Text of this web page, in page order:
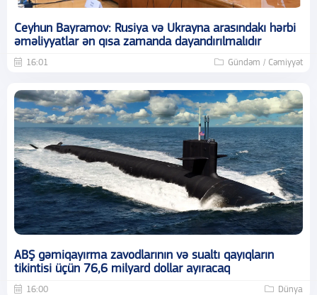
Ceyhun Bayramov: Rusiya və Ukrayna arasındakı hərbi
əməliyyatlar ən qısa zamanda dayandırılmalıdır
16:01 Gündəm / Cəmiyyət
ABŞ gəmiqayırma zavodlarının və sualtı qayıqların
tikintisi üçün 76,6 milyard dollar ayıracaq
16:00 Dünya